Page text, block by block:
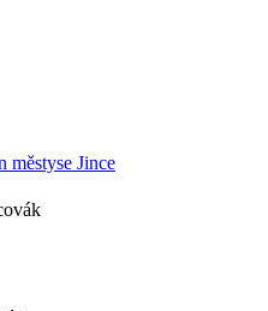
městyse Jince